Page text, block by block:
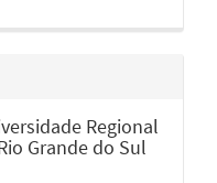
Regional
Grande do Sul